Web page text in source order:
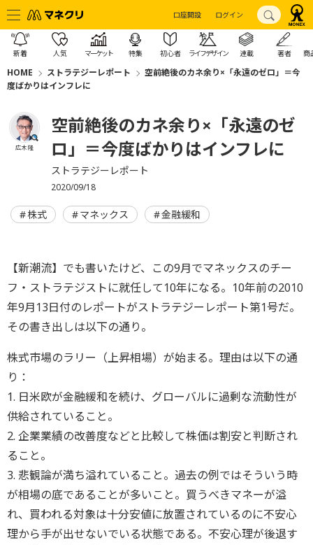
口座開設 ログイン
新着 人気 マーケット 特集 初心者 ライフデザイン 連載 著者 商
HOME ストラテジーレポート
空前絶後のカネ余り×「永遠のゼロ」＝今
度ばかりはインフレに
広木 隆
空前絶後のカネ余り×「永遠のゼ
ロ」＝今度ばかりはインフレに
ストラテジーレポート
2020/09/18
株式 マネックス 金融緩和
【新潮流】でも書いたけど、この9月でマネックスのチー
フ・ストラテジストに就任して10年になる。10年前の2010
年9月13日付のレポートがストラテジーレポート第1号だ。
その書き出しは以下の通り。
株式市場のラリー（上昇相場）が始まる。理由は以下の通
り：
1. 日米欧が金融緩和を続け、グローバルに過剰な流動性が
供給されていること。
2. 企業業績の改善度などと比較して株価は割安と判断され
ること。
3. 悲観論が満ち溢れていること。過去の例ではそういう時
が相場の底であることが多いこと。買うべきマネーが溢
れ、買われる対象は十分安値に放置されているのに不安心
理から手が出せないでいる状態である。不安心理が後退す